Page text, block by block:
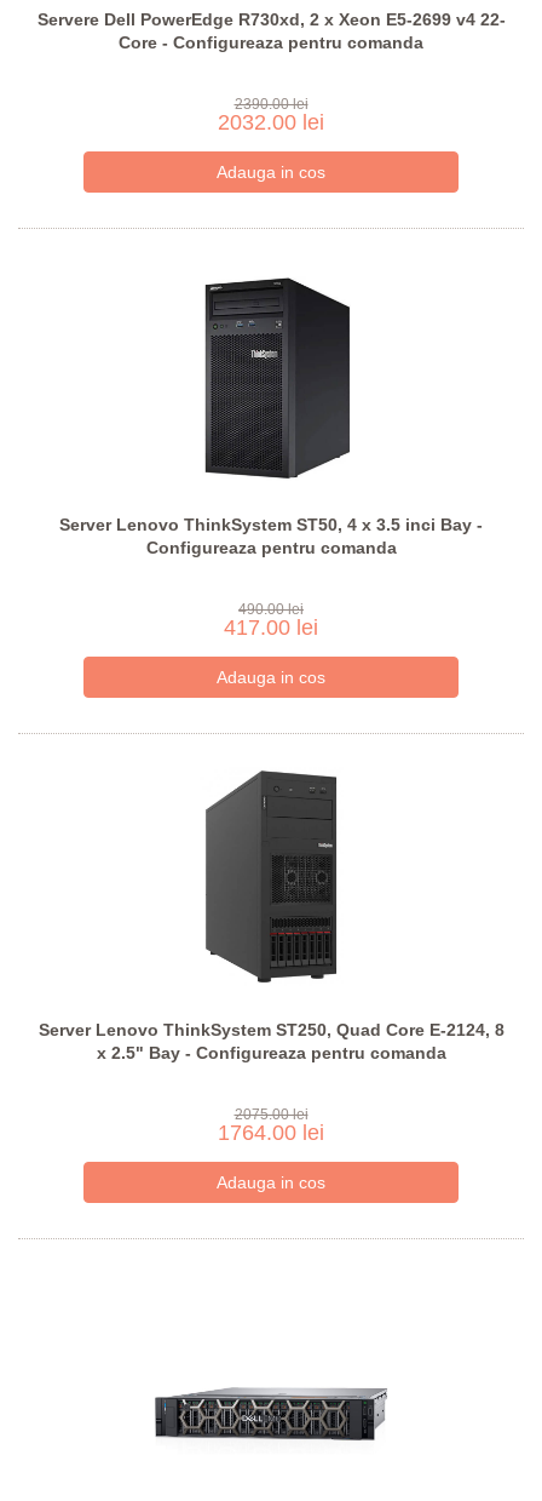
Servere Dell PowerEdge R730xd, 2 x Xeon E5-2699 v4 22-
Core - Configureaza pentru comanda
2390.00 lei
2032.00 lei
Server Lenovo ThinkSystem ST50, 4 x 3.5 inci Bay -
Configureaza pentru comanda
490.00 lei
417.00 lei
Server Lenovo ThinkSystem ST250, Quad Core E-2124, 8
x 2.5" Bay - Configureaza pentru comanda
2075.00 lei
1764.00 lei